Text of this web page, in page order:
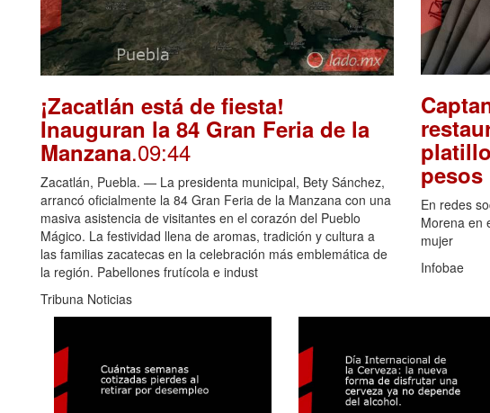
¡Zacatlán está de fiesta!
Inauguran la 84 Gran Feria de la
Manzana.09:44
Zacatlán, Puebla. — La presidenta municipal, Bety Sánchez,
arrancó oficialmente la 84 Gran Feria de la Manzana con una
masiva asistencia de visitantes en el corazón del Pueblo
Mágico. La festividad llena de aromas, tradición y cultura a
las familias zacatecas en la celebración más emblemática de
la región. Pabellones frutícola e indust
Tribuna Noticias
pesos
En redes
Morena en
mujer
Infobae